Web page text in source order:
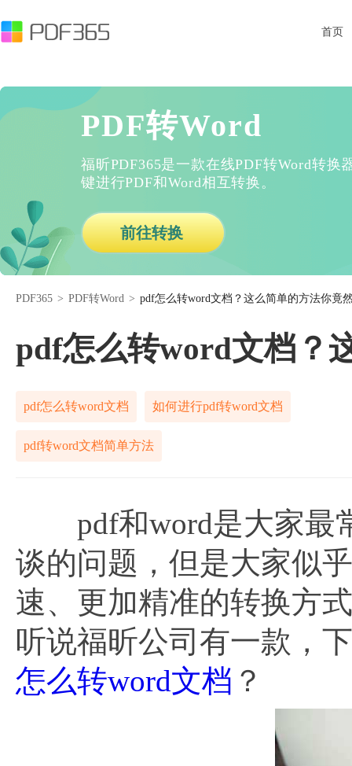
首页
PDF转Word
福昕PDF365是一款在线PDF转Word转换
键进行PDF和Word相互转换。
前往转换
PDF365 > PDF转Word > pdf怎么转word文档？这么简单的方法你竟
pdf怎么转word文档？
pdf怎么转word文档 如何进行pdf转word文档
pdf转word文档简单方法
pdf和word是大家最
谈的问题，但是大家似
速、更加精准的转换方
听说福昕公司有一款，
怎么转word文档 ？